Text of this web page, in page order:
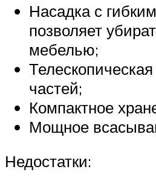
Насадка с
позволяет
мебелью;
частей;
Компактное
Мощное
Недостатки: